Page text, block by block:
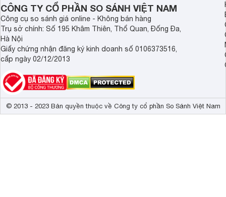
CÔNG TY CỔ PHẦN SO SÁNH VIỆT NAM
Công cụ so sánh giá online - Không bán hàng
Trụ sở chính: Số 195 Khâm Thiên, Thổ Quan, Đống Đa,
Hà Nội
Giấy chứng nhận đăng ký kinh doanh số 0106373516,
cấp ngày 02/12/2013
© 2013 - 2023 Bản quyền thuộc về Công ty cổ phần So Sánh Việt Nam